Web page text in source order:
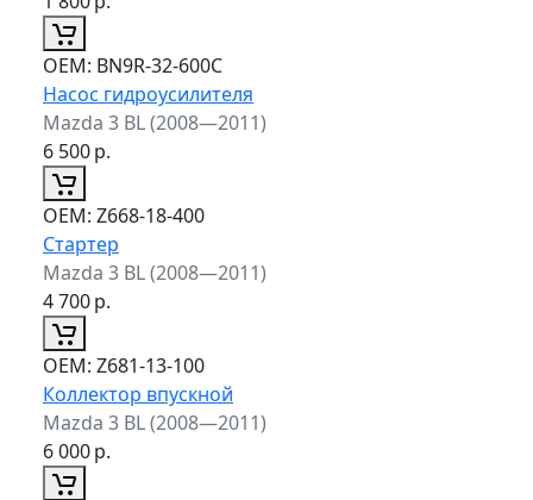
ОЕМ: BN9R-32-600C
Насос гидроусилителя
Mazda 3 BL (2008—2011)
6 500р.
ОЕМ: Z668-18-400
Стартер
Mazda 3 BL (2008—2011)
4 700р.
ОЕМ: Z681-13-100
Коллектор впускной
Mazda 3 BL (2008—2011)
6 000р.